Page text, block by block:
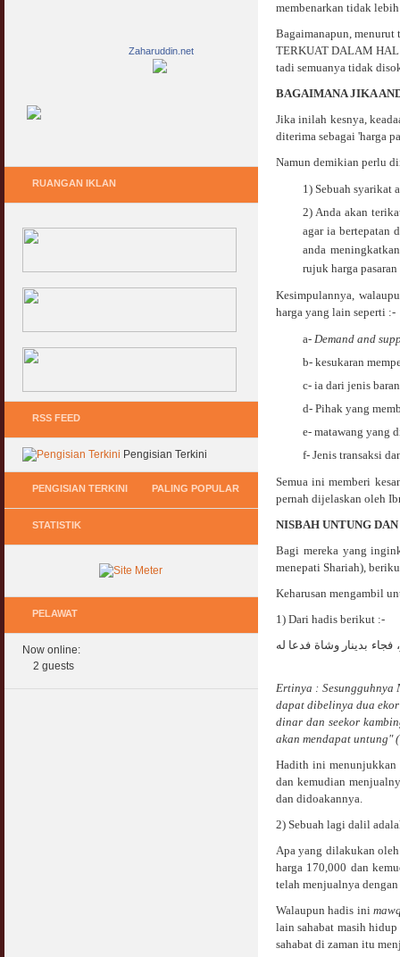
membenarkan tidak
Bagaimanapun,
TERKUAT DALAM HAL
tadi semuanya tidak
BAGAIMANA JIKA
Jika inilah kesnya,
diterima sebagai 'harga
Namun demikian perlu
1) Sebuah syarikat
2) Anda akan
agar ia bertepatan
anda
rujuk harga
Kesimpulannya,
harga yang lain seperti :-
a- Demand and
b- kesukaran
c- ia dari jenis
d- Pihak yang
e- matawang yang
f- Jenis transaksi
Semua ini memberi
pernah dijelaskan oleh
NISBAH UNTUNG
Bagi mereka yang
menepati Shariah),
Keharusan mengambil
1) Dari hadis berikut :-
بدينار وشاة فدعا له
Ertinya : Sesungguhnya
dapat dibelinya dua
dinar dan seekor
akan mendapat untung"
Hadith ini menunjukkan
dan kemudian
dan didoakannya.
2) Sebuah lagi dalil
Apa yang dilakukan oleh
harga 170,000 dan
telah menjualnya
Walaupun hadis ini
lain sahabat masih
sahabat di zaman itu
Zaharuddin.net
RUANGAN IKLAN
RSS FEED
Pengisian Terkini
PENGISIAN TERKINI PALING POPULAR
Keperluan GIG Ekonomi Semasa & Selepas
COVID & PKP
Pasca COVID, Bantu IKS Mikro Turunkan
Harga Iklan Media
Morarorium 6 Bulan Dikecualikan 'Accrued
Hukum Onani Lelaki & Wanita
07 February 2007
Facebook Dapat RM100
27 February 2010
Multi Level Marketing Menurut Shariah
08 April 2007
STATISTIK
PELAWAT
Now online:
2 guests